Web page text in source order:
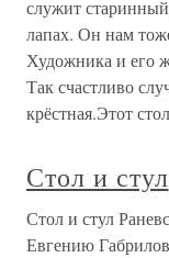
служит
лапах. Он нам
Художника и его
Так счастливо
крёстная.Этот
Стол и стул
Стол и стул
Евгению